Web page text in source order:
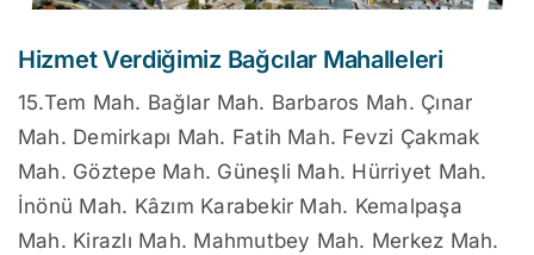
Hizmet Verdiğimiz Bağcılar Mahalleleri
15.Tem Mah. Bağlar Mah. Barbaros Mah. Çınar
Mah. Demirkapı Mah. Fatih Mah. Fevzi Çakmak
Mah. Göztepe Mah. Güneşli Mah. Hürriyet Mah.
İnönü Mah. Kâzım Karabekir Mah. Kemalpaşa
Mah. Kirazlı Mah. Mahmutbey Mah. Merkez Mah.